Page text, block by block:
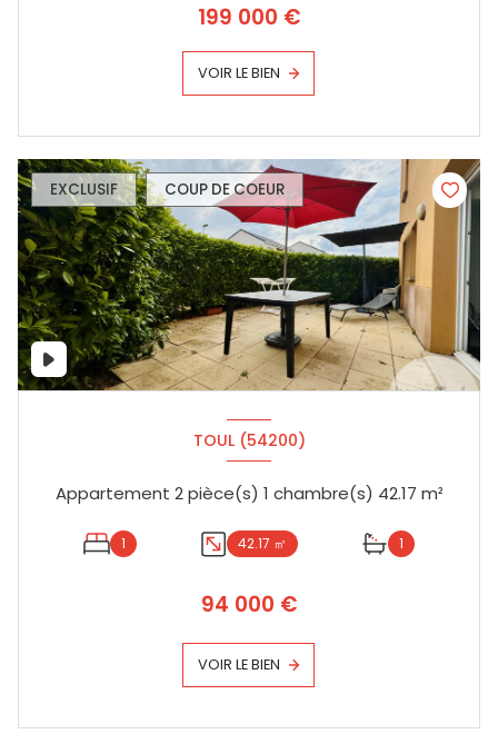
199 000 €
VOIR LE BIEN
EXCLUSIF COUP DE COEUR
TOUL (54200)
Appartement 2 pièce(s) 1 chambre(s) 42.17 m²
1 42.17 ㎡ 1
94 000 €
VOIR LE BIEN